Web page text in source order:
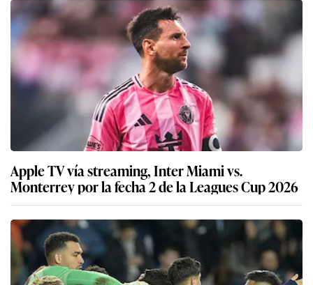
Apple TV vía streaming, Inter Miami vs.
Monterrey por la fecha 2 de la Leagues Cup 2026